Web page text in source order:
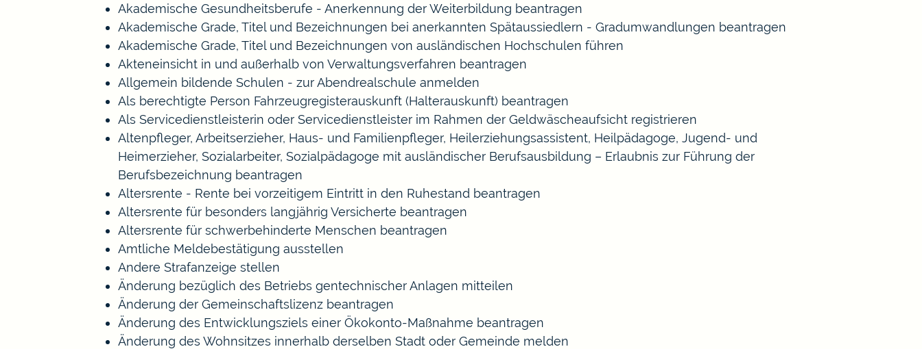
Akademische Gesundheitsberufe - Anerkennung der Weiterbildung beantragen
Akademische Grade, Titel und Bezeichnungen bei anerkannten Spätaussiedlern - Gradumwandlungen beantragen
Akademische Grade, Titel und Bezeichnungen von ausländischen Hochschulen führen
Akteneinsicht in und außerhalb von Verwaltungsverfahren beantragen
Allgemein bildende Schulen - zur Abendrealschule anmelden
Als berechtigte Person Fahrzeugregisterauskunft (Halterauskunft) beantragen
Als Servicedienstleisterin oder Servicedienstleister im Rahmen der Geldwäscheaufsicht registrieren
Altenpfleger, Arbeitserzieher, Haus- und Familienpfleger, Heilerziehungsassistent, Heilpädagoge, Jugend- und
Heimerzieher, Sozialarbeiter, Sozialpädagoge mit ausländischer Berufsausbildung – Erlaubnis zur Führung der
Berufsbezeichnung beantragen
Altersrente - Rente bei vorzeitigem Eintritt in den Ruhestand beantragen
Altersrente für besonders langjährig Versicherte beantragen
Altersrente für schwerbehinderte Menschen beantragen
Amtliche Meldebestätigung ausstellen
Andere Strafanzeige stellen
Änderung bezüglich des Betriebs gentechnischer Anlagen mitteilen
Änderung der Gemeinschaftslizenz beantragen
Änderung des Entwicklungsziels einer Ökokonto-Maßnahme beantragen
Änderung des Wohnsitzes innerhalb derselben Stadt oder Gemeinde melden